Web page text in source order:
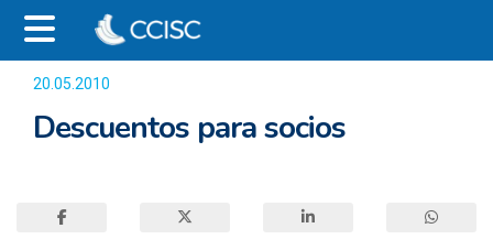
20.05.2010
Descuentos para socios